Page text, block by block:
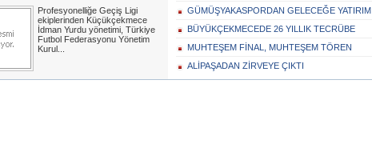
Profesyonelliğe Geçiş Ligi
ekiplerinden Küçükçekmece
İdman Yurdu yönetimi, Türkiye
Futbol Federasyonu Yönetim
Kurul...
GÜMÜŞYAKASPORDAN GELECEĞE YATIRIM
BÜYÜKÇEKMECEDE 26 YILLIK TECRÜBE
MUHTEŞEM FİNAL, MUHTEŞEM TÖREN
ALİPAŞADAN ZİRVEYE ÇIKTI